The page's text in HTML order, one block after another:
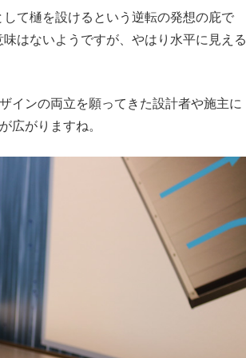
て樋を設けるという逆転の発想の庇で
はないようですが、やはり水平に見える
インの両立を願ってきた設計者や施主に
広がりますね。